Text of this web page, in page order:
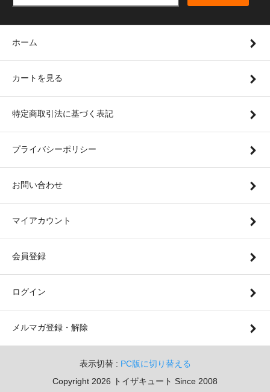
ホーム
カートを見る
特定商取引法に基づく表記
プライバシーポリシー
お問い合わせ
マイアカウント
会員登録
ログイン
メルマガ登録・解除
表示切替 : PC版に切り替える
Copyright 2026 トイザキュート Since 2008